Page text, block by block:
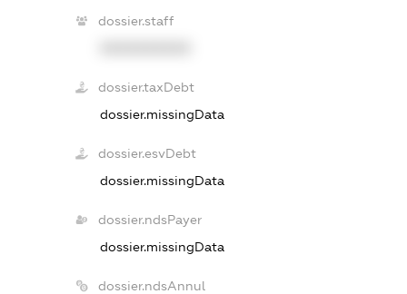
dossier.staff
dossier.taxDebt
dossier.missingData
dossier.esvDebt
dossier.missingData
dossier.ndsPayer
dossier.missingData
dossier.ndsAnnul